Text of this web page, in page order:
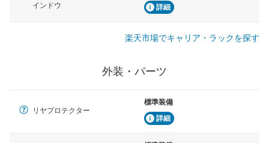
インドウ
詳細
楽天市場でキャリア・ラックを探す
外装・パーツ
リヤプロテクター
標準装備
詳細